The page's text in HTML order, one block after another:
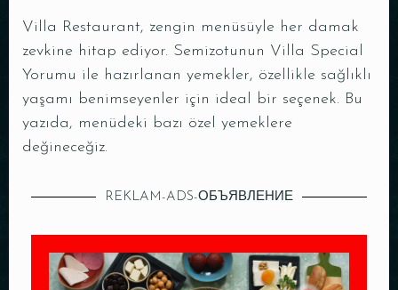
Villa Restaurant, zengin menüsüyle her damak
zevkine hitap ediyor. Semizotunun Villa Special
Yorumu ile hazırlanan yemekler, özellikle sağlıklı
yaşamı benimseyenler için ideal bir seçenek. Bu
yazıda, menüdeki bazı özel yemeklere
değineceğiz.
REKLAM-ADS-ОБЪЯВЛЕНИЕ